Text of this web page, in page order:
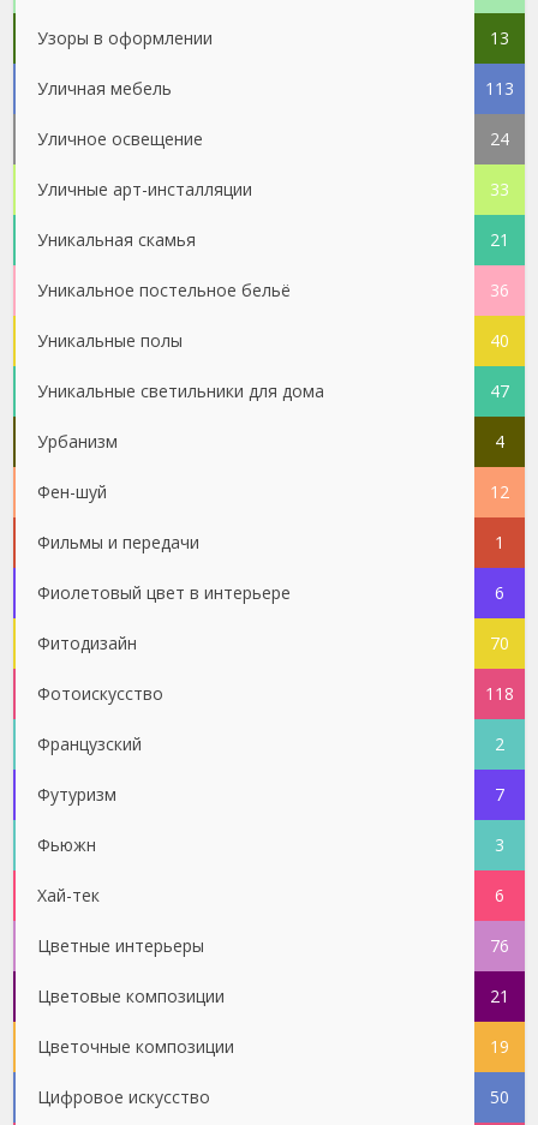
Узоры в оформлении 13
Уличная мебель 113
Уличное освещение 24
Уличные арт-инсталляции 33
Уникальная скамья 21
Уникальное постельное бельё 36
Уникальные полы 40
Уникальные светильники для дома 47
Урбанизм 4
Фен-шуй 12
Фильмы и передачи 1
Фиолетовый цвет в интерьере 6
Фитодизайн 70
Фотоискусство 118
Французский 2
Футуризм 7
Фьюжн 3
Хай-тек 6
Цветные интерьеры 76
Цветовые композиции 21
Цветочные композиции 19
Цифровое искусство 50